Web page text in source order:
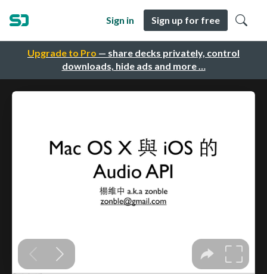
Upgrade to Pro — share decks privately, control
downloads, hide ads and more …
Sign in Sign up for free